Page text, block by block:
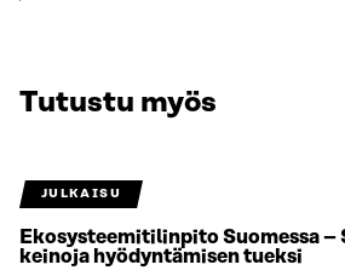
Tutustu myös
JULKAISU
Ekosysteemitilinpito Suomessa –
keinoja hyödyntämisen tueksi